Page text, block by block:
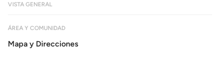
VISTA GENERAL
ÁREA Y COMUNIDAD
Mapa y Direcciones